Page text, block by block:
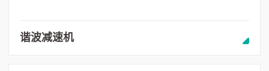
谐波减速机